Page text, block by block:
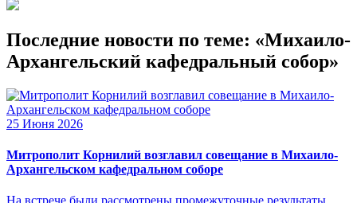
Последние новости по теме: «Михаило-
Архангельский кафедральный собор»
25 Июня 2026
Митрополит Корнилий возглавил совещание в Михаило-
Архангельском кафедральном соборе